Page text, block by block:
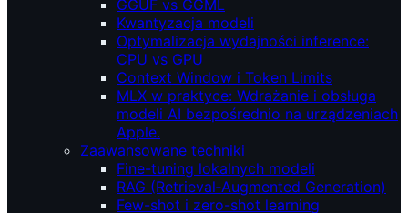
GGUF vs GGML
Kwantyzacja modeli
Optymalizacja wydajności inference:
CPU vs GPU
Context Window i Token Limits
MLX w praktyce: Wdrażanie i obsługa
modeli AI bezpośrednio na urządzeniach
Apple.
Zaawansowane techniki
Fine-tuning lokalnych modeli
RAG (Retrieval‑Augmented Generation)
Few-shot i zero-shot learning